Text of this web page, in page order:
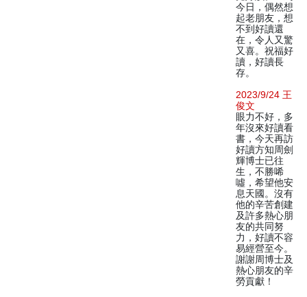
今日，偶然想
起老朋友，想
不到好讀還
在，令人又驚
又喜。祝福好
讀，好讀長
存。
2023/9/24 王
俊文
眼力不好，多
年沒來好讀看
書，今天再訪
好讀方知周劍
輝博士已往
生，不勝唏
噓，希望他安
息天國。沒有
他的辛苦創建
及許多熱心朋
友的共同努
力，好讀不容
易經營至今。
謝謝周博士及
熱心朋友的辛
勞貢獻！